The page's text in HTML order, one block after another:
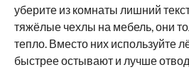
уберите из комнаты лишний
тяжёлые чехлы на мебель, они
тепло. Вместо них используйте
быстрее остывают и лучше